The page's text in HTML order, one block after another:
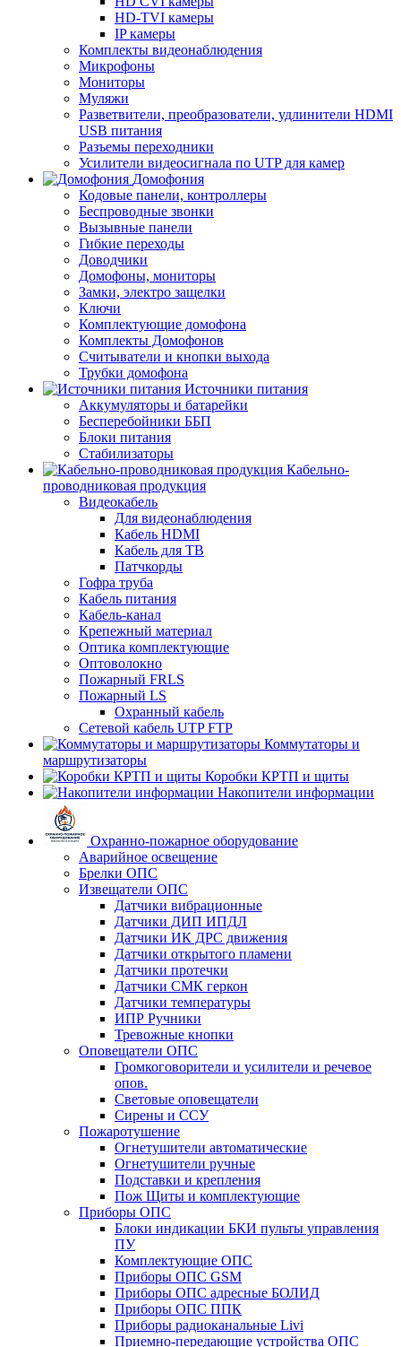
HD-TVI камеры
IP камеры
Комплекты видеонаблюдения
Микрофоны
Мониторы
Муляжи
Разветвители, преобразователи, удлинители HDMI
USB питания
Разъемы переходники
Усилители видеосигнала по UTP для камер
Домофония
Кодовые панели, контроллеры
Беспроводные звонки
Вызывные панели
Гибкие переходы
Доводчики
Домофоны, мониторы
Замки, электро защелки
Ключи
Комплектующие домофона
Комплекты Домофонов
Считыватели и кнопки выхода
Трубки домофона
Источники питания
Аккумуляторы и батарейки
Бесперебойники ББП
Блоки питания
Стабилизаторы
Кабельно-
проводниковая продукция
Видеокабель
Для видеонаблюдения
Кабель HDMI
Кабель для ТВ
Патчкорды
Гофра труба
Кабель питания
Кабель-канал
Крепежный материал
Оптика комплектующие
Оптоволокно
Пожарный FRLS
Пожарный LS
Охранный кабель
Сетевой кабель UTP FTP
Коммутаторы и
маршрутизаторы
Коробки КРТП и щиты
Накопители информации
Охранно-пожарное оборудование
Аварийное освещение
Брелки ОПС
Извещатели ОПС
Датчики вибрационные
Датчики ДИП ИПДЛ
Датчики ИК ДРС движения
Датчики открытого пламени
Датчики протечки
Датчики СМК геркон
Датчики температуры
ИПР Ручники
Тревожные кнопки
Оповещатели ОПС
Громкоговорители и усилители и речевое
опов.
Световые оповещатели
Сирены и ССУ
Пожаротушение
Огнетушители автоматические
Огнетушители ручные
Подставки и крепления
Пож Щиты и комплектующие
Приборы ОПС
Блоки индикации БКИ пульты управления
ПУ
Комплектующие ОПС
Приборы ОПС GSM
Приборы ОПС адресные БОЛИД
Приборы ОПС ППК
Приборы радиоканальные Livi
Приемно-передающие устройства ОПС